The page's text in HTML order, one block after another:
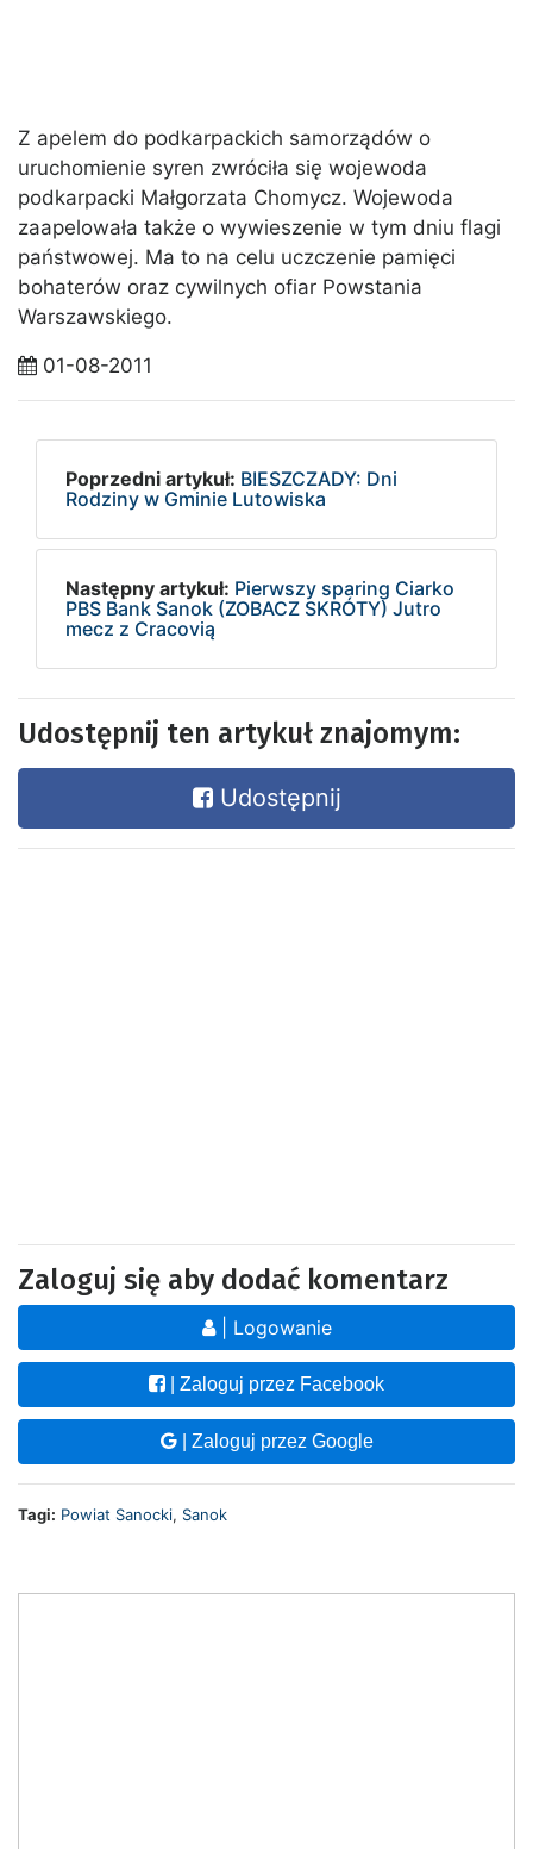
Z apelem do podkarpackich samorządów o
uruchomienie syren zwróciła się wojewoda
podkarpacki Małgorzata Chomycz. Wojewoda
zaapelowała także o wywieszenie w tym dniu flagi
państwowej. Ma to na celu uczczenie pamięci
bohaterów oraz cywilnych ofiar Powstania
Warszawskiego.
01-08-2011
Poprzedni artykuł: BIESZCZADY: Dni
Rodziny w Gminie Lutowiska
Następny artykuł: Pierwszy sparing Ciarko
PBS Bank Sanok (ZOBACZ SKRÓTY) Jutro
mecz z Cracovią
Udostępnij ten artykuł znajomym:
Udostępnij
Zaloguj się aby dodać komentarz
| Logowanie
| Zaloguj przez Facebook
| Zaloguj przez Google
Tagi: Powiat Sanocki, Sanok